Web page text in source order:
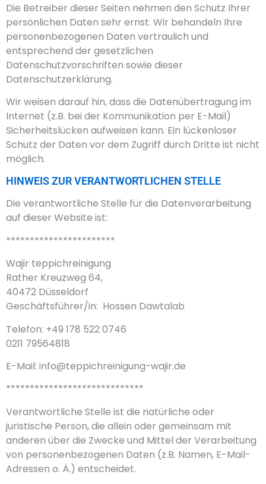
Die Betreiber dieser Seiten nehmen den Schutz Ihrer
persönlichen Daten sehr ernst. Wir behandeln Ihre
personenbezogenen Daten vertraulich und
entsprechend der gesetzlichen
Datenschutzvorschriften sowie dieser
Datenschutzerklärung.
Wir weisen darauf hin, dass die Datenübertragung im
Internet (z.B. bei der Kommunikation per E-Mail)
Sicherheitslücken aufweisen kann. Ein lückenloser
Schutz der Daten vor dem Zugriff durch Dritte ist nicht
möglich.
HINWEIS ZUR VERANTWORTLICHEN STELLE
Die verantwortliche Stelle für die Datenverarbeitung
auf dieser Website ist:
***********************
Wajir teppichreinigung
Rather Kreuzweg 64,
40472 Düsseldorf
Geschäftsführer/in: Hossen Dawtalab
Telefon: +49 178 522 0746
0211 79564818
E-Mail: info@teppichreinigung-wajir.de
*****************************
Verantwortliche Stelle ist die natürliche oder
juristische Person, die allein oder gemeinsam mit
anderen über die Zwecke und Mittel der Verarbeitung
von personenbezogenen Daten (z.B. Namen, E-Mail-
Adressen o. Ä.) entscheidet.